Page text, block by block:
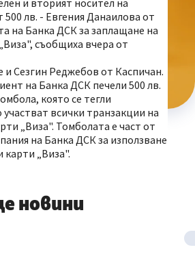
и вторият носител на
лв. - Евгения Данаилова от
на Банка ДСК за заплащане на
съобщиха вчера от
и Сезгин Реджебов от Каспичан.
на Банка ДСК печели 500 лв.
която се тегли
всички транзакции на
„Виза". Томболата е част от
на Банка ДСК за използване
„Виза".
новини